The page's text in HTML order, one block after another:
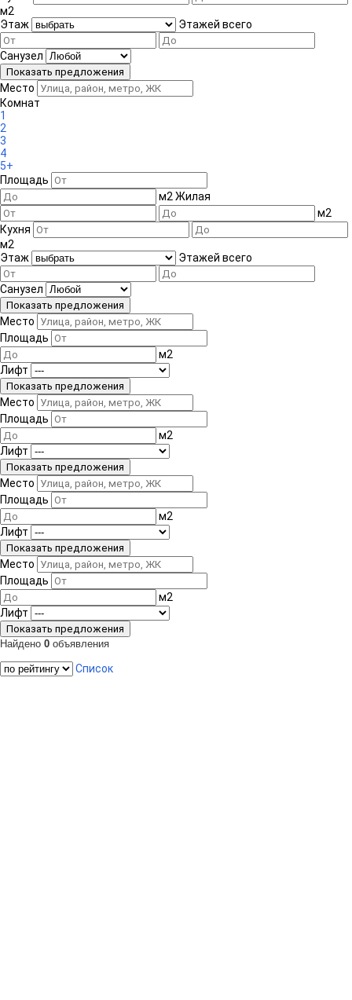
м2
Этаж
Этажей всего
Санузел
Место
Комнат
1
2
3
4
5+
Площадь
м2 Жилая
м2
Кухня
м2
Этаж
Этажей всего
Санузел
Место
Площадь
м2
Лифт
Место
Площадь
м2
Лифт
Место
Площадь
м2
Лифт
Место
Площадь
м2
Лифт
Найдено 0 объявления
Список